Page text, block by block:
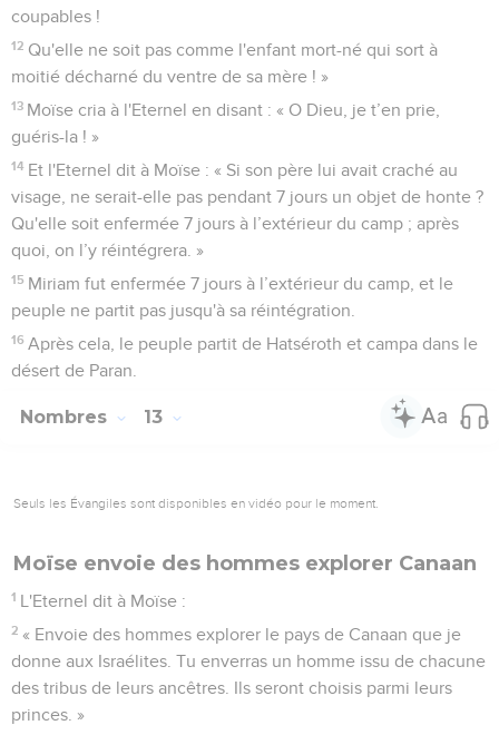
coupables !
12 Qu'elle ne soit pas comme l'enfant mort-né qui sort à
moitié décharné du ventre de sa mère ! »
13 Moïse cria à l'Eternel en disant : « O Dieu, je t’en prie,
guéris-la ! »
14 Et l'Eternel dit à Moïse : « Si son père lui avait craché au
visage, ne serait-elle pas pendant 7 jours un objet de honte ?
Qu'elle soit enfermée 7 jours à l’extérieur du camp ; après
quoi, on l’y réintégrera. »
15 Miriam fut enfermée 7 jours à l’extérieur du camp, et le
peuple ne partit pas jusqu'à sa réintégration.
16 Après cela, le peuple partit de Hatséroth et campa dans le
désert de Paran.
Nombres 13
Seuls les Évangiles sont disponibles en vidéo pour le moment.
Moïse envoie des hommes explorer Canaan
1 L'Eternel dit à Moïse :
2 « Envoie des hommes explorer le pays de Canaan que je
donne aux Israélites. Tu enverras un homme issu de chacune
des tribus de leurs ancêtres. Ils seront choisis parmi leurs
princes. »